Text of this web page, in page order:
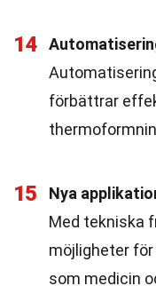
14
förbättrar
15
Nya
Med tekniska
möjligheter
som medicin